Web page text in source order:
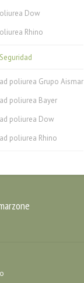
Dow
Rhino
poliurea Grupo Aismar
poliurea Bayer
poliurea Dow
poliurea Rhino